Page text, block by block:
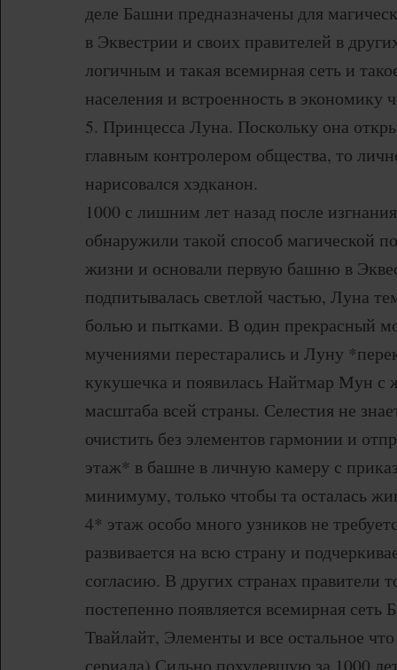
деле Башни предназначены для
в Эквестрии и своих правителей в
логичным и такая всемирная сеть и
населения и встроенность в экономику
5. Принцесса Луна. Поскольку она
главным контролером общества, то
нарисовался хэдканон.
1000 с лишним лет назад после
обнаружили такой способ магической
жизни и основали первую башню в
подпитывалась светлой частью, Луна
болью и пытками. В один прекрасный
мучениями перестарались и Луну
кукушечка и появилась Найтмар Мун с
масштаба всей страны. Селестия не
очистить без элементов гармонии и
этаж* в башне в личную камеру с
минимуму, только чтобы та осталась
4* этаж особо много узников не
развивается на всю страну и
согласию. В других странах правители
постепенно появляется всемирная
Твайлайт, Элементы и все остальное
сериала) Сильно похудевшую за 1000